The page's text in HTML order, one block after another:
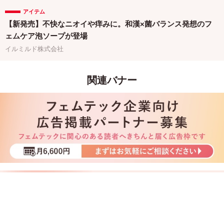
アイテム
【新発売】不快なニオイや痒みに。和漢×菌バランス発想のフ
ェムケア泡ソープが登場
イルミルド株式会社
関連バナー